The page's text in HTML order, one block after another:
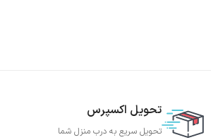
تحویل اکسپرس
تحویل سریع به درب منزل شما